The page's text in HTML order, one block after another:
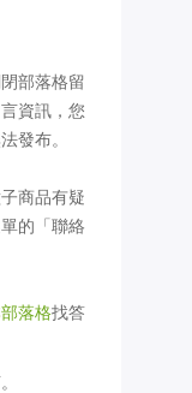
部落格留
資訊，您
發布。
商品有疑
的「聯絡
落格找答